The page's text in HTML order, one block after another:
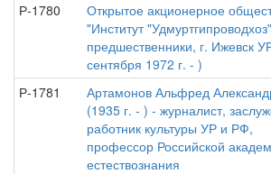
Р-1780
Открытое акционерное
"Институт
предшественники, г. Ижевск
сентября 1972 г. - )
Р-1781
Артамонов Альфред
(1935 г. - ) - журналист,
работник культуры УР и РФ,
профессор Российской
естествознания